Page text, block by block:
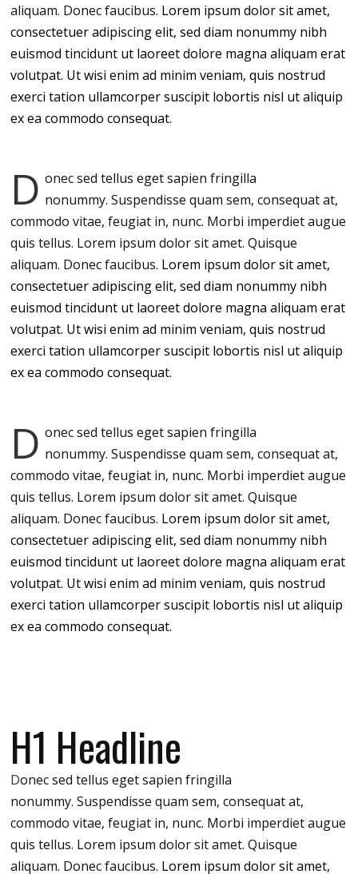
aliquam. Donec faucibus. Lorem ipsum dolor sit amet,
consectetuer adipiscing elit, sed diam nonummy nibh
euismod tincidunt ut laoreet dolore magna aliquam erat
volutpat. Ut wisi enim ad minim veniam, quis nostrud
exerci tation ullamcorper suscipit lobortis nisl ut aliquip
ex ea commodo consequat.
D onec sed tellus eget sapien fringilla
nonummy.Suspendisse quam sem, consequat at,
commodo vitae, feugiat in, nunc. Morbi imperdiet augue
quis tellus. Lorem ipsum dolor sit amet. Quisque
aliquam. Donec faucibus. Lorem ipsum dolor sit amet,
consectetuer adipiscing elit, sed diam nonummy nibh
euismod tincidunt ut laoreet dolore magna aliquam erat
volutpat. Ut wisi enim ad minim veniam, quis nostrud
exerci tation ullamcorper suscipit lobortis nisl ut aliquip
ex ea commodo consequat.
D onec sed tellus eget sapien fringilla
nonummy.Suspendisse quam sem, consequat at,
commodo vitae, feugiat in, nunc. Morbi imperdiet augue
quis tellus. Lorem ipsum dolor sit amet. Quisque
aliquam. Donec faucibus. Lorem ipsum dolor sit amet,
consectetuer adipiscing elit, sed diam nonummy nibh
euismod tincidunt ut laoreet dolore magna aliquam erat
volutpat. Ut wisi enim ad minim veniam, quis nostrud
exerci tation ullamcorper suscipit lobortis nisl ut aliquip
ex ea commodo consequat.
H1 Headline
Donec sed tellus eget sapien fringilla
nonummy.Suspendisse quam sem, consequat at,
commodo vitae, feugiat in, nunc. Morbi imperdiet augue
quis tellus. Lorem ipsum dolor sit amet. Quisque
aliquam. Donec faucibus. Lorem ipsum dolor sit amet,